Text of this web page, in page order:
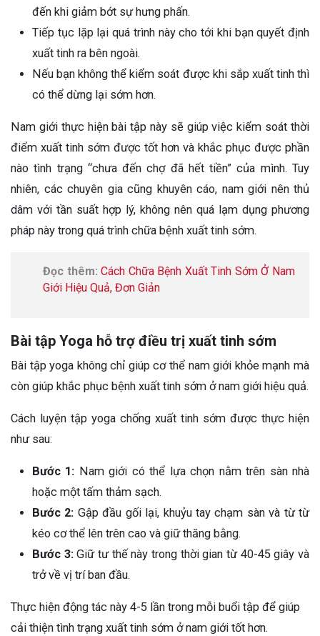
đến khi giảm bớt sự hưng phấn.
Tiếp tục lặp lại quá trình này cho tới khi bạn quyết định
xuất tinh ra bên ngoài.
Nếu bạn không thể kiểm soát được khi sắp xuất tinh thì
có thể dừng lại sớm hơn.
Nam giới thực hiện bài tập này sẽ giúp việc kiểm soát thời
điểm xuất tinh sớm được tốt hơn và khắc phục được phần
nào tình trạng “chưa đến chợ đã hết tiền” của mình. Tuy
nhiên, các chuyên gia cũng khuyên cáo, nam giới nên thủ
dâm với tần suất hợp lý, không nên quá lạm dụng phương
pháp này trong quá trình chữa bệnh xuất tinh sớm.
Đọc thêm: Cách Chữa Bệnh Xuất Tinh Sớm Ở Nam
Giới Hiệu Quả, Đơn Giản
Bài tập Yoga hỗ trợ điều trị xuất tinh sớm
Bài tập yoga không chỉ giúp cơ thể nam giới khỏe mạnh mà
còn giúp khắc phục bệnh xuất tinh sớm ở nam giới hiệu quả.
Cách luyện tập yoga chống xuất tinh sớm được thực hiện
như sau:
Bước 1: Nam giới có thể lựa chọn nằm trên sàn nhà
hoặc một tấm thảm sạch.
Bước 2: Gập đầu gối lại, khuỷu tay chạm sàn và từ từ
kéo cơ thể lên trên cao và giữ thăng bằng.
Bước 3:Giữ tư thế này trong thời gian từ 40-45 giây và
trở về vị trí ban đầu.
Thực hiện động tác này 4-5 lần trong mỗi buổi tập để giúp
cải thiện tình trạng xuất tinh sớm ở nam giới tốt hơn.